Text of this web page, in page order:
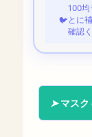
100均
とに
確認
マスク